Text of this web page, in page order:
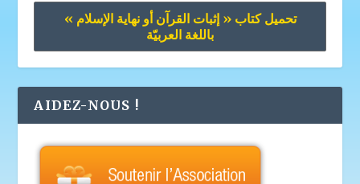
تحميل كتاب « إثبات القرآن أو نهاية الإسلام »
باللغة العربيّة
AIDEZ-NOUS !